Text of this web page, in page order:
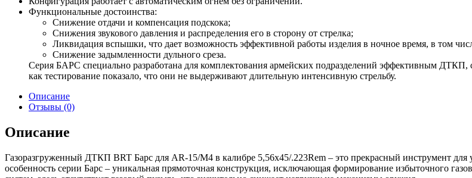
Функциональные достоинства:
Снижение отдачи и компенсация подскока;
Снижения звукового давления и распределения его в сторону от стрелка;
Ликвидация вспышки, что дает возможность эффективной работы изделия в ночное время, в том
Снижение задымленности дульного среза.
Серия БАРС специально разработана для комплектования армейских подразделений эффективным
как тестирование показало, что они не выдерживают длительную интенсивную стрельбу.
Описание
Отзывы (0)
Описание
Газоразгруженный ДТКП BRT Барс для AR-15/M4 в калибре 5,56х45/.223Rem – это прекрасный инструмент
особенность серии Барс – уникальная прямоточная конструкция, исключающая формирование избыточного